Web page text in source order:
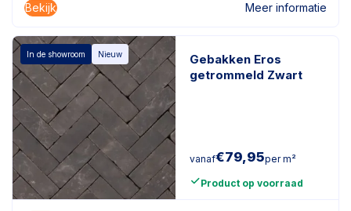
Bekijk Meer informatie
In de showroom Nieuw
Gebakken Eros
getrommeld Zwart
vanaf€79,95per m²
Product op voorraad